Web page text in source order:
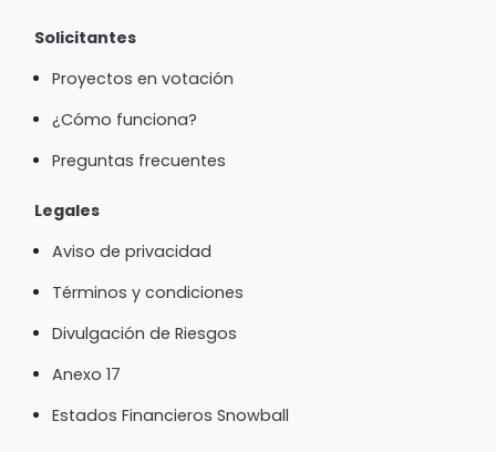
Solicitantes
Proyectos en votación
¿Cómo funciona?
Preguntas frecuentes
Legales
Aviso de privacidad
Términos y condiciones
Divulgación de Riesgos
Anexo 17
Estados Financieros Snowball